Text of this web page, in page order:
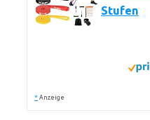
Stufen
* Anzeige